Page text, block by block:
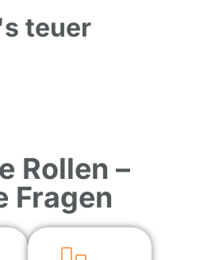
teuer
Rollen –
Fragen